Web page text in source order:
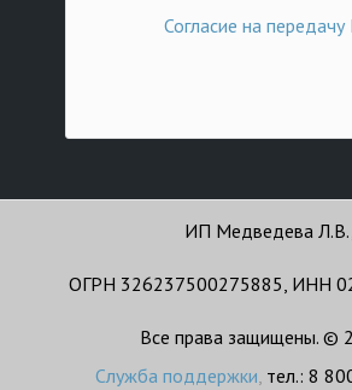
Согласие на
ИП Медведева
ОГРН 326237500275885, ИНН
Все права защищены. ©
Служба поддержки, тел.: 8